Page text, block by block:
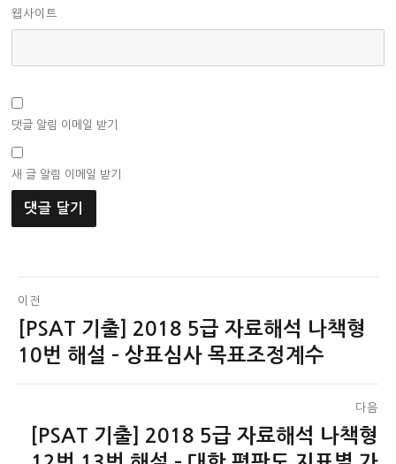
웹사이트
댓글 알림 이메일 받기
새 글 알림 이메일 받기
글
탐
색
이전
이
전
[PSAT 기출] 2018 5급 자료해석 나책형
10번 해설 – 상표심사 목표조정계수
다음
[PSAT 기출] 2018 5급 자료해석 나책형